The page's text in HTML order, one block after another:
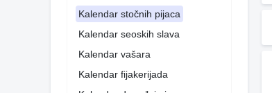
Kalendar stočnih pijaca
Kalendar seoskih slava
Kalendar vašara
Kalendar fijakerijada